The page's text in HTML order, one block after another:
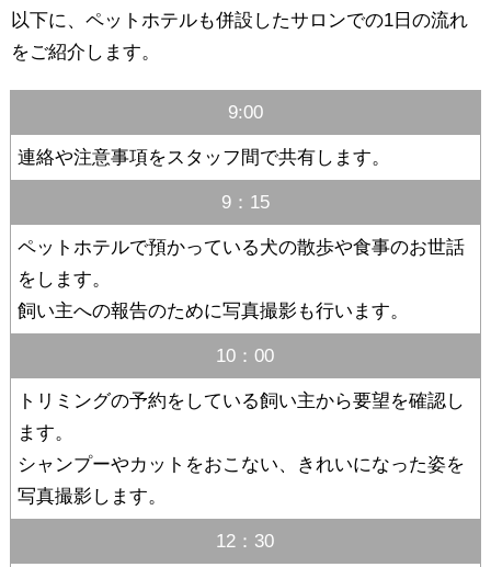
以下に、ペットホテルも併設したサロンでの1日の流れ
をご紹介します。
9:00
連絡や注意事項をスタッフ間で共有します。
9：15
ペットホテルで預かっている犬の散歩や食事のお世話
をします。
飼い主への報告のために写真撮影も行います。
10：00
トリミングの予約をしている飼い主から要望を確認し
ます。
シャンプーやカットをおこない、きれいになった姿を
写真撮影します。
12：30